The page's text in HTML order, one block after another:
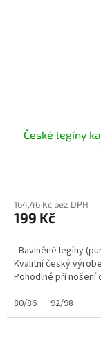
České legíny
164,46 Kč bez DPH
199 Kč
- Bavlněné legíny
Kvalitní český
Pohodlné při nošení
80/86
92/98